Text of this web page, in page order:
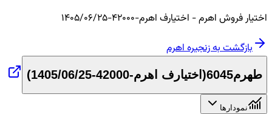
اختیارفروش اهرم- اختیارف اهرم-42000-1405/06/25
بازگشت به زنجیرهاهرم
طهرم6045 ( اختیارف اهرم-42000-1405/06/25 )
نمودارها